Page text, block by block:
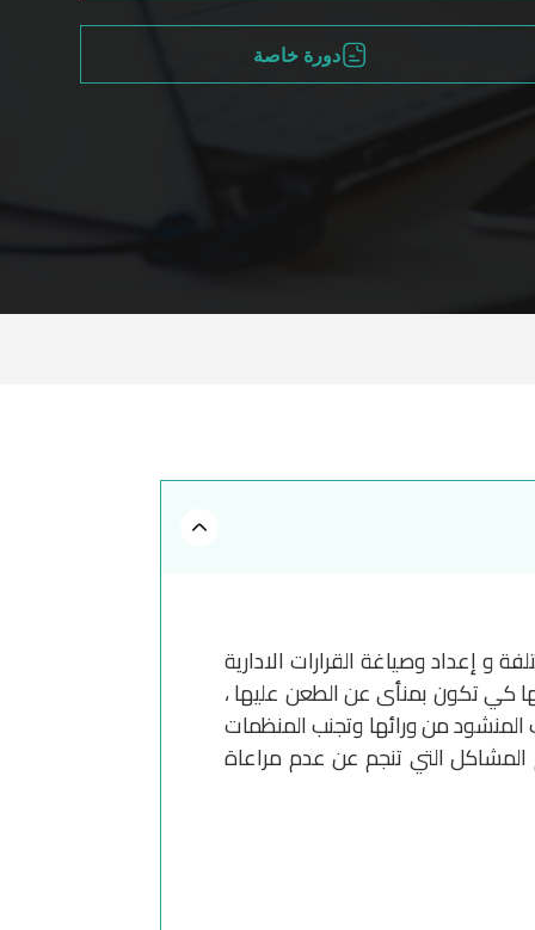
دورة خاصة
و إعداد وصياغة القرارات الادارية
كي تكون بمنأى عن الطعن عليها ،
من ورائها وتجنب المنظمات
المشاكل التي تنجم عن عدم مراعاة